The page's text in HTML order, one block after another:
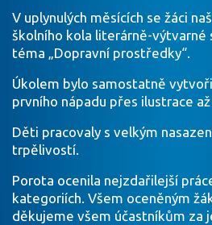
V uplynulých měsících se žáci
školního kola literárně-výtvarné
téma „Dopravní prostředky“.
Úkolem bylo samostatně
prvního nápadu přes ilustrace
Děti pracovaly s velkým
trpělivostí.
Porota ocenila nejzdařilejší
kategoriích. Všem oceněným
děkujeme všem účastníkům za